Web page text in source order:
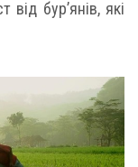
бур’янів, які